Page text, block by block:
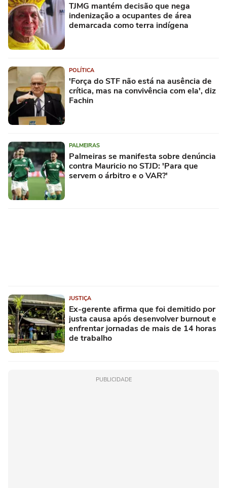
TJMG mantém decisão que nega
indenização a ocupantes de área
demarcada como terra indígena
POLÍTICA
'Força do STF não está na ausência de
crítica, mas na convivência com ela', diz
Fachin
PALMEIRAS
Palmeiras se manifesta sobre denúncia
contra Mauricio no STJD: 'Para que
servem o árbitro e o VAR?'
JUSTIÇA
Ex-gerente afirma que foi demitido por
justa causa após desenvolver burnout e
enfrentar jornadas de mais de 14 horas
de trabalho
PUBLICIDADE